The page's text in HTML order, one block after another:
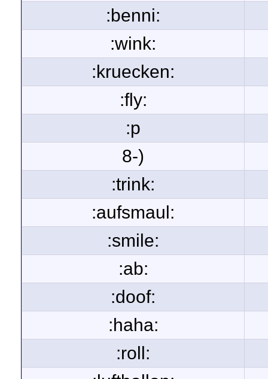
:benni:
:wink:
:kruecken:
:fly:
:p
8-)
:trink:
:aufsmaul:
:smile:
:ab:
:doof:
:haha:
:roll: